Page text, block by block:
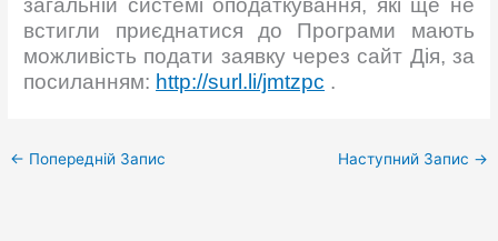
загальній системі оподаткування, які ще не
встигли приєднатися до Програми мають
можливість подати заявку через сайт Дія, за
посиланням: http://surl.li/jmtzpc .
← Попередній Запис Наступний Запис →